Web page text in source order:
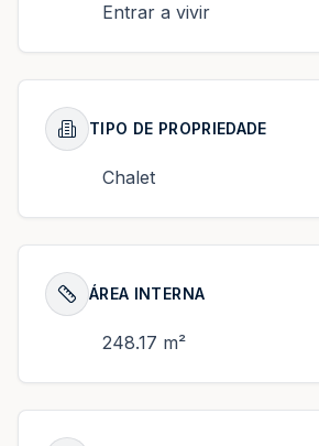
Entrar a vivir
TIPO DE PROPRIEDADE
Chalet
ÁREA INTERNA
248.17 m²